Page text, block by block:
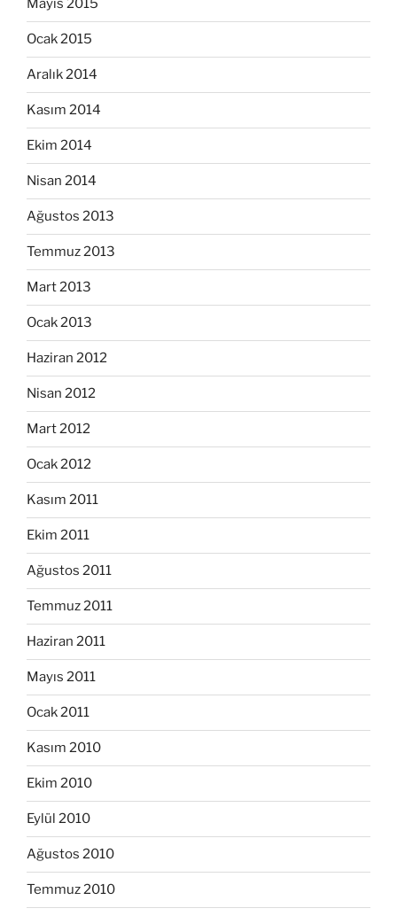
Mayıs 2015
Ocak 2015
Aralık 2014
Kasım 2014
Ekim 2014
Nisan 2014
Ağustos 2013
Temmuz 2013
Mart 2013
Ocak 2013
Haziran 2012
Nisan 2012
Mart 2012
Ocak 2012
Kasım 2011
Ekim 2011
Ağustos 2011
Temmuz 2011
Haziran 2011
Mayıs 2011
Ocak 2011
Kasım 2010
Ekim 2010
Eylül 2010
Ağustos 2010
Temmuz 2010